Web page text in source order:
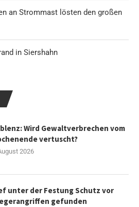
an Strommast lösten den großen
in Siershahn
Wird Gewaltverbrechen vom
vertuscht?
2026
unter der Festung Schutz vor
gefunden